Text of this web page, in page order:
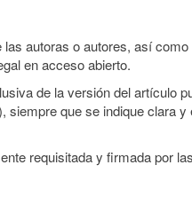
autoras o autores, así como
en acceso abierto.
de la versión del artículo
siempre que se indique clara
requisitada y firmada por